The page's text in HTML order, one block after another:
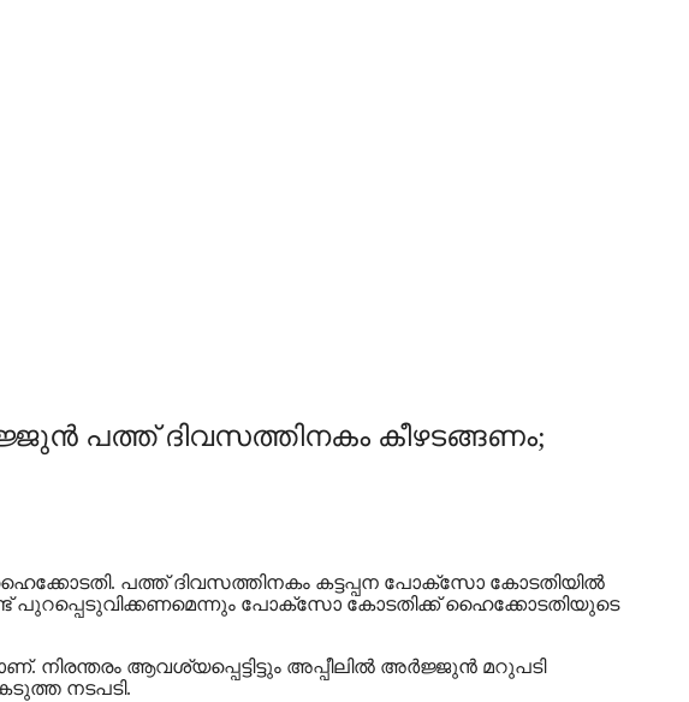
പത്ത് ദിവസത്തിനകം കീഴടങ്ങണം;
പത്ത് ദിവസത്തിനകം കട്ടപ്പന പോക്‌സോ കോടതിയില്‍
പുറപ്പെടുവിക്കണമെന്നും പോക്‌സോ കോടതിക്ക് ഹൈക്കോടതിയുടെ
ആവശ്യപ്പെട്ടിട്ടും അപ്പീലില്‍ അര്‍ജ്ജുന്‍ മറുപടി
നടപടി.